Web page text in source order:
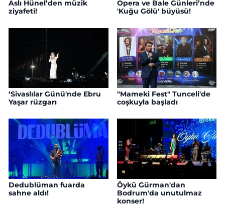
Aslı Hünel’den müzik
ziyafeti!
Opera ve Bale Günleri’nde
'Kuğu Gölü' büyüsü!
‘Sivaslılar Günü'nde Ebru
Yaşar rüzgarı
"Mameki Fest" Tunceli'de
coşkuyla başladı
Dedublüman fuarda
sahne aldı!
Öykü Gürman'dan
Bodrum'da unutulmaz
konser!